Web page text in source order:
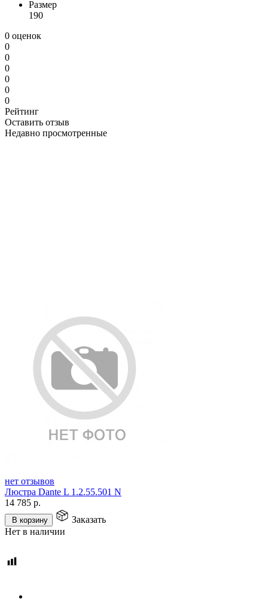
Размер
190
0 оценок
0
0
0
0
0
0
Рейтинг
Оставить отзыв
Недавно просмотренные
нет отзывов
Люстра Dante L 1.2.55.501 N
14 785 р.
В корзину
Заказать
Нет в наличии